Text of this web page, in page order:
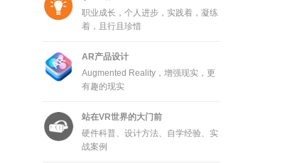
职业成长，个人进步，实践着，凝练
着，且行且珍惜
AR产品设计
Augmented Reality，增强现实，更
有趣的现实
站在VR世界的大门前
硬件科普、设计方法、自学经验、实
战案例